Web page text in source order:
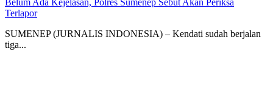
Belum Ada Kejelasan, Polres Sumenep Sebut Akan Periksa
Terlapor
SUMENEP (JURNALIS INDONESIA) – Kendati sudah berjalan
tiga...